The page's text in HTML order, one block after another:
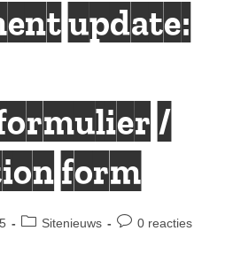
update:
/
form
Berichtcategorie:
Sitenieuws
Bericht0 reacties